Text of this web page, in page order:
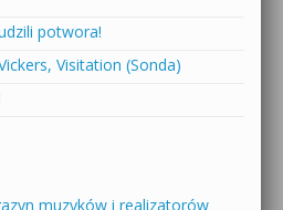
potwora!
Visitation (Sonda)
muzyków i realizatorów